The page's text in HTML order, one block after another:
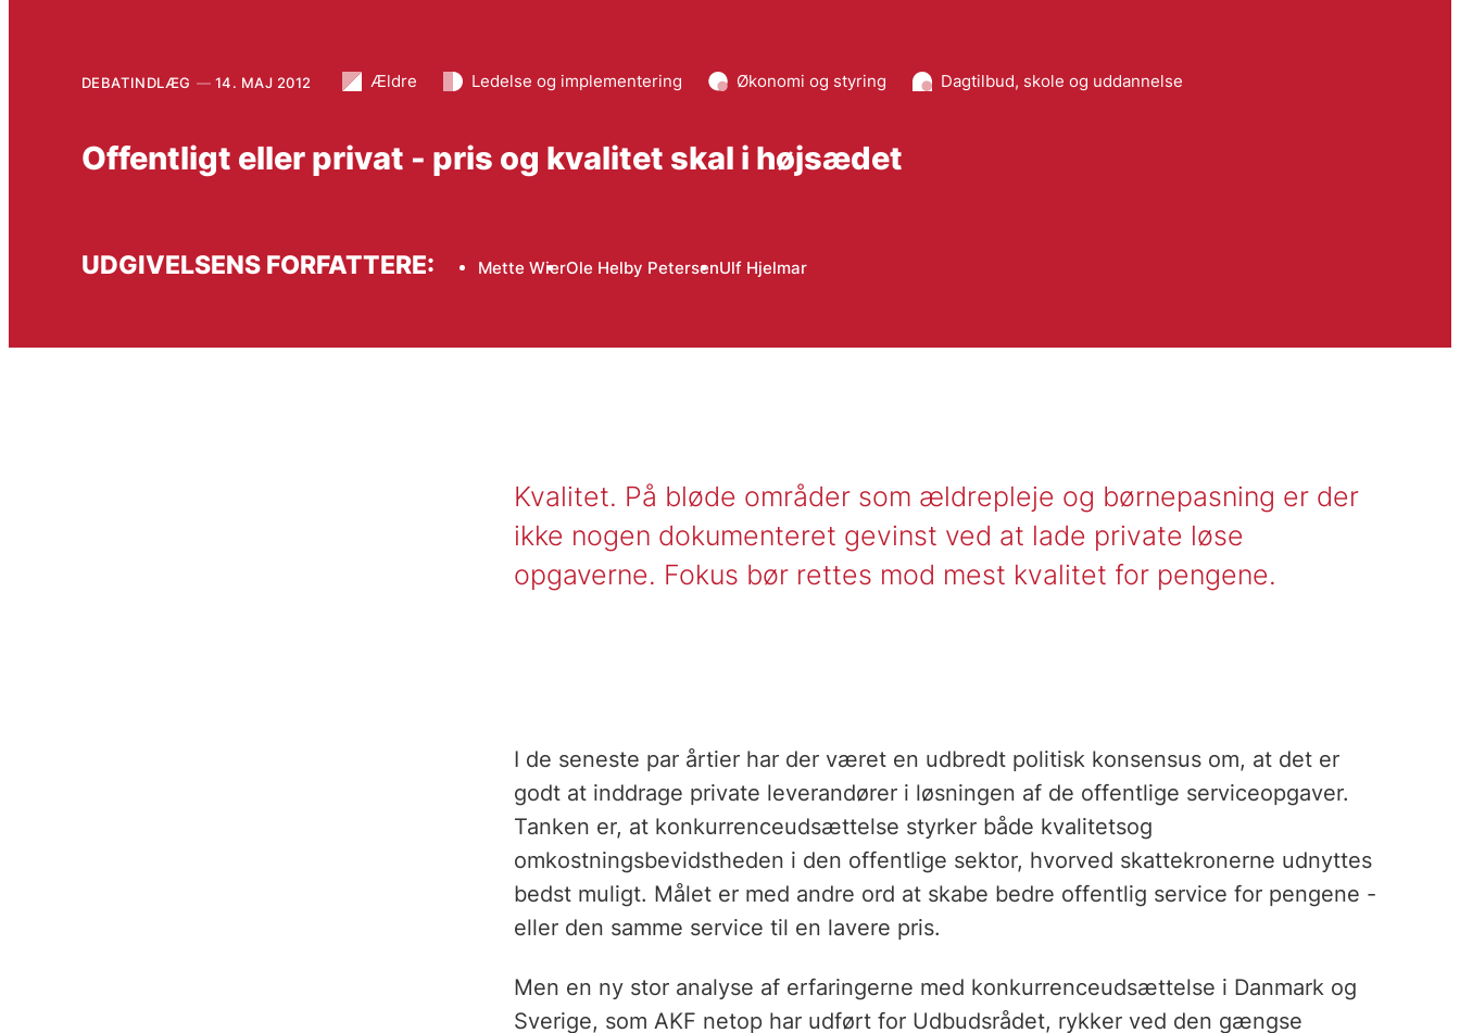
DEBATINDLÆG 14. MAJ 2012 Ældre Ledelse og implementering Økonomi og styring Dagtilbud, skole og uddannelse
Offentligt eller privat - pris og kvalitet skal i højsædet
UDGIVELSENS FORFATTERE: Mette WierOle Helby PetersenUlf Hjelmar
Kvalitet. På bløde områder som ældrepleje og børnepasning er der
ikke nogen dokumenteret gevinst ved at lade private løse
opgaverne. Fokus bør rettes mod mest kvalitet for pengene.
I de seneste par årtier har der været en udbredt politisk konsensus om, at det er
godt at inddrage private leverandører i løsningen af de offentlige serviceopgaver.
Tanken er, at konkurrenceudsættelse styrker både kvalitetsog
omkostningsbevidstheden i den offentlige sektor, hvorved skattekronerne udnyttes
bedst muligt. Målet er med andre ord at skabe bedre offentlig service for pengene -
eller den samme service til en lavere pris.
Men en ny stor analyse af erfaringerne med konkurrenceudsættelse i Danmark og
Sverige, som AKF netop har udført for Udbudsrådet, rykker ved den gængse